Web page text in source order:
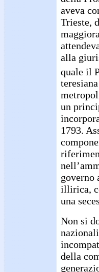
aveva
Trieste,
alla
quale il
un
1793.
governo
illirica,
una
Non si
della